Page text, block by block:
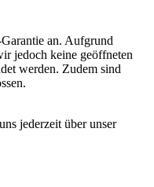
an. Aufgrund
jedoch keine geöffneten
werden. Zudem sind
jederzeit über unser